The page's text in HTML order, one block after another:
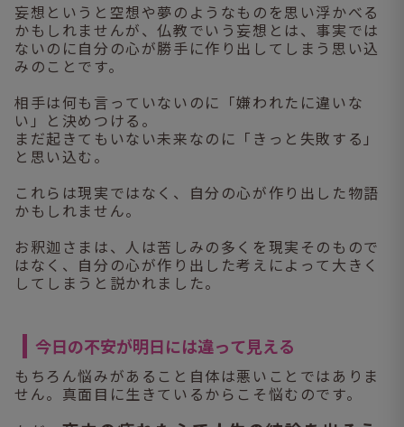
妄想というと空想や夢のようなものを思い浮かべる
かもしれませんが、仏教でいう妄想とは、事実では
ないのに自分の心が勝手に作り出してしまう思い込
みのことです。
相手は何も言っていないのに「嫌われたに違いな
い」と決めつける。
まだ起きてもいない未来なのに「きっと失敗する」
と思い込む。
これらは現実ではなく、自分の心が作り出した物語
かもしれません。
お釈迦さまは、人は苦しみの多くを現実そのもので
はなく、自分の心が作り出した考えによって大きく
してしまうと説かれました。
今日の不安が明日には違って見える
もちろん悩みがあること自体は悪いことではありま
せん。真面目に生きているからこそ悩むのです。